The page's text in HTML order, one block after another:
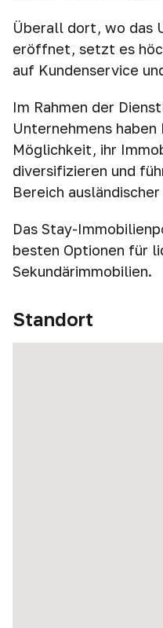
Überall dort, wo das
eröffnet, setzt es
auf Kundenservice
Im Rahmen der
Unternehmens
Möglichkeit, ihr
diversifizieren und
Bereich
Das Stay-
besten Optionen für
Sekundärimmobilien.
Standort